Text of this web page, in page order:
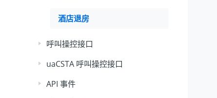
酒店退房
呼叫操控接口
uaCSTA 呼叫操控接口
API 事件